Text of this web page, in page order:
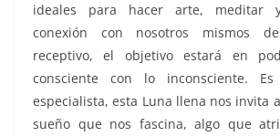
ideales para hacer arte, meditar
conexión con nosotros mismos
receptivo, el objetivo estará en
consciente con lo inconsciente.
especialista, esta Luna llena nos invita
sueño que nos fascina, algo que